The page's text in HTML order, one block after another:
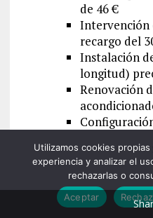
de 46 €
Intervención
recargo del
Instalación
longitud)
Renovación
Localización
€
Utilizamos cookies
experiencia y analizar el
rechazarlas o
Aceptar